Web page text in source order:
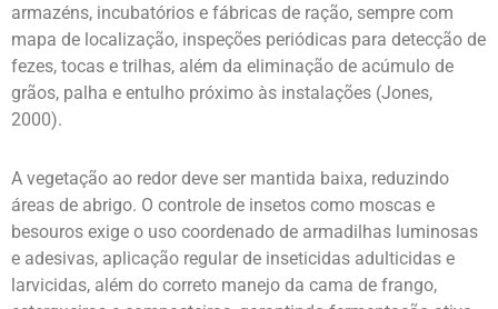
armazéns, incubatórios e fábricas de ração, sempre com
mapa de localização, inspeções periódicas para detecção de
fezes, tocas e trilhas, além da eliminação de acúmulo de
grãos, palha e entulho próximo às instalações (Jones,
2000).
A vegetação ao redor deve ser mantida baixa, reduzindo
áreas de abrigo. O controle de insetos como moscas e
besouros exige o uso coordenado de armadilhas luminosas
e adesivas, aplicação regular de inseticidas adulticidas e
larvicidas, além do correto manejo da cama de frango,